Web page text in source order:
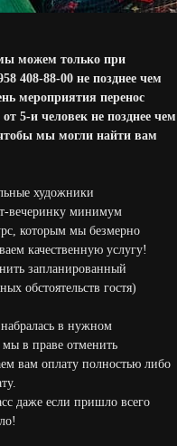
можем только при
408-88-00 не позднее чем
мероприятия перенос
5-и человек не позднее чем
мы могли найти вам
художники
вечеринку минимум
которым мы безмерно
качественную услугу!
запланированный
обстоятельств гостя)
в нужном
мы в праве отменить
вам оплату полностью либо
даже если пришло всего